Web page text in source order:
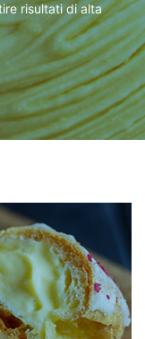
risultati di alta